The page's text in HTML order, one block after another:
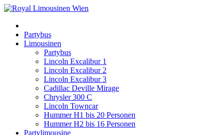
Partybus
Limousinen
Partybus
Lincoln Excalibur 1
Lincoln Excalibur 2
Lincoln Excalibur 3
Cadillac Deville Mirage
Chrysler 300 C
Lincoln Towncar
Hummer H1 bis 20 Personen
Hummer H2 bis 16 Personen
Partylimousine